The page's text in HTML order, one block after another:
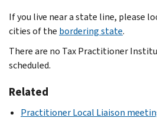
If you live near a state line, please
cities of the bordering state.
There are no Tax Practitioner
scheduled.
Related
Practitioner Local Liaison